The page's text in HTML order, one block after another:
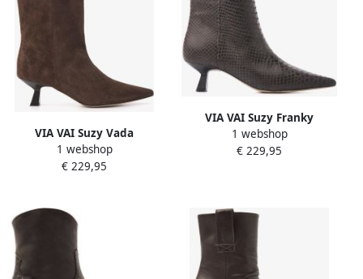
VIA VAI Suzy Vada
Enkellaarsjes Dames Suède
Bruin
1 webshop
€ 229,95
VIA VAI Suzy Franky
Enkellaarsjes Dames Leer
Bruin
1 webshop
€ 229,95